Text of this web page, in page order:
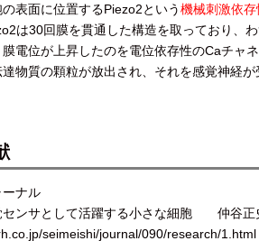
の表面に位置するPiezo2という機械刺激依
は30回膜を貫通した構造を取っており、
電位が上昇したのを電位依存性のCaチャ
物質の顆粒が放出され、それを感覚神経
ーナル
ンサとして活躍する小さな細胞 仲谷正
seimeishi/journal/090/research/1.html